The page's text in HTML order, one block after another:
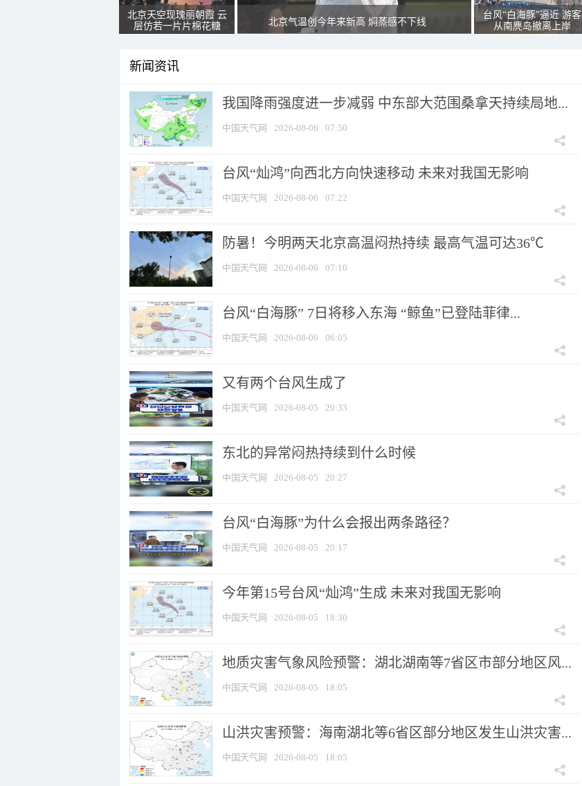
北京天空现瑰丽朝霞 云
层仿若一片片棉花糖
北京气温创今年来新高 焖蒸感不下线
台风“白海豚”逼近 游客
从南麂岛撤离上岸
新闻资讯
我国降雨强度进一步减弱 中东部大范围桑拿天持续局地...
中国天气网 2026-08-06 07:50
台风“灿鸿”向西北方向快速移动 未来对我国无影响
中国天气网 2026-08-06 07:22
防暑！今明两天北京高温闷热持续 最高气温可达36℃
中国天气网 2026-08-06 07:10
台风“白海豚” 7日将移入东海 “鲸鱼”已登陆菲律...
中国天气网 2026-08-06 06:05
又有两个台风生成了
中国天气网 2026-08-05 20:33
东北的异常闷热持续到什么时候
中国天气网 2026-08-05 20:27
台风“白海豚”为什么会报出两条路径？
中国天气网 2026-08-05 20:17
今年第15号台风“灿鸿”生成 未来对我国无影响
中国天气网 2026-08-05 18:30
地质灾害气象风险预警：湖北湖南等7省区市部分地区风...
中国天气网 2026-08-05 18:05
山洪灾害预警：海南湖北等6省区部分地区发生山洪灾害...
中国天气网 2026-08-05 18:05